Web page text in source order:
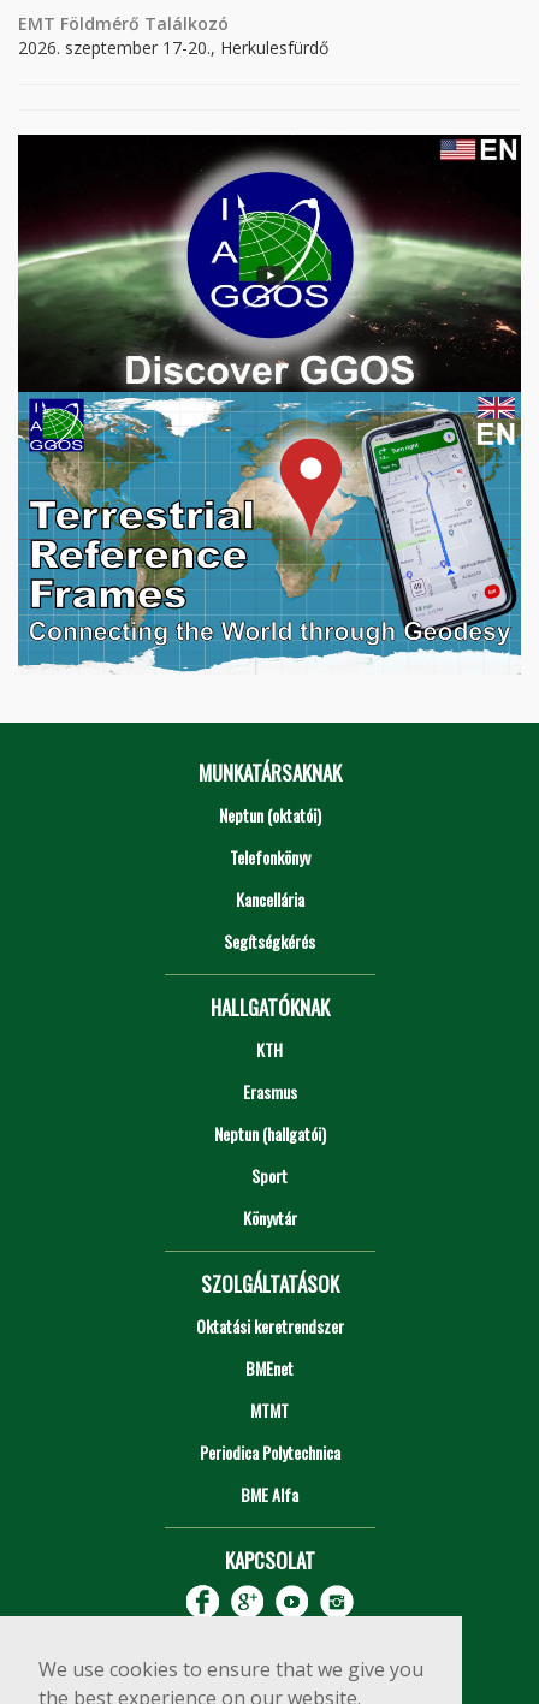
We use cookies to ensure that we give you
the best experience on our website.
EMT Földmérő Találkozó
2026. szeptember 17-20., Herkulesfürdő
MUNKATÁRSAKNAK
Neptun (oktatói)
Telefonkönyv
Kancellária
Segítségkérés
HALLGATÓKNAK
KTH
Erasmus
Neptun (hallgatói)
Sport
Könyvtár
SZOLGÁLTATÁSOK
Oktatási keretrendszer
BMEnet
MTMT
Periodica Polytechnica
BME Alfa
KAPCSOLAT